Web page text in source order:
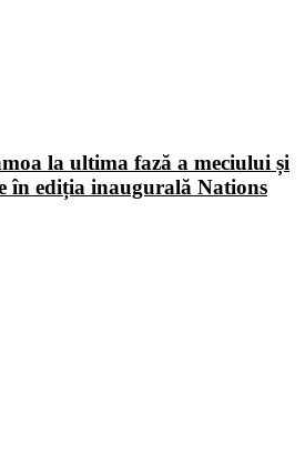
la ultima fază a meciului și
în ediția inaugurală Nations